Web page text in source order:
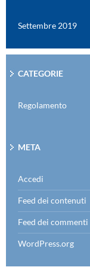
Settembre 2019
CATEGORIE
Regolamento
META
Accedi
Feed dei contenuti
Feed dei commenti
WordPress.org